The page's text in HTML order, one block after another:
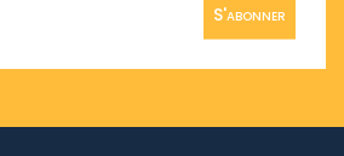
S'abonner